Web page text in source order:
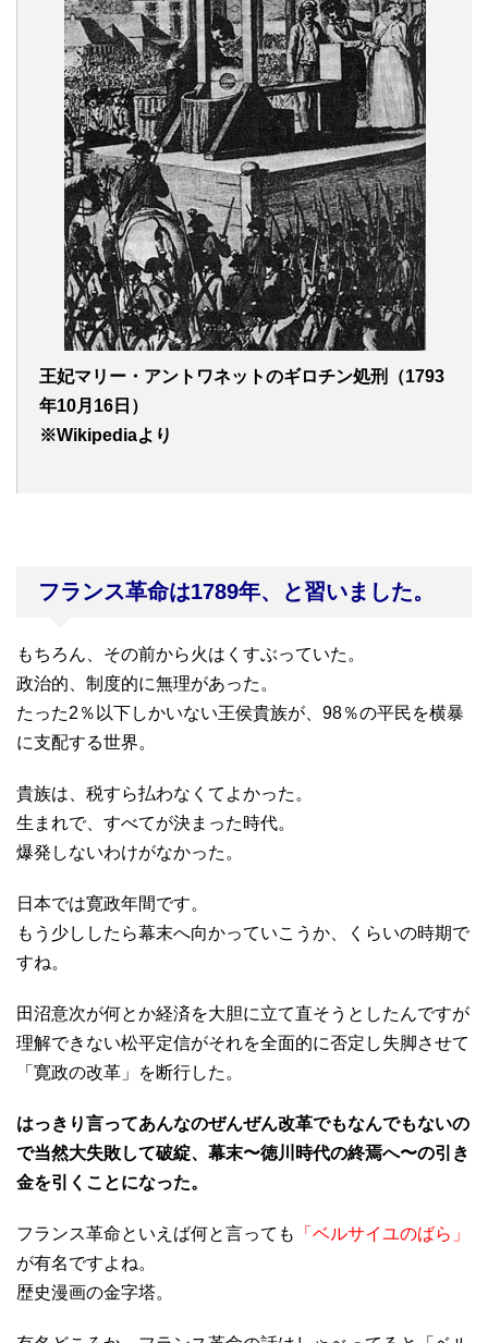
王妃マリー・アントワネットのギロチン処刑（1793
年10月16日）
※Wikipediaより
フランス革命は1789年、と習いました。
もちろん、その前から火はくすぶっていた。
政治的、制度的に無理があった。
たった2％以下しかいない王侯貴族が、98％の平民を横暴
に支配する世界。
貴族は、税すら払わなくてよかった。
生まれで、すべてが決まった時代。
爆発しないわけがなかった。
日本では寛政年間です。
もう少ししたら幕末へ向かっていこうか、くらいの時期で
すね。
田沼意次が何とか経済を大胆に立て直そうとしたんですが
理解できない松平定信がそれを全面的に否定し失脚させて
「寛政の改革」を断行した。
はっきり言ってあんなのぜんぜん改革でもなんでもないの
で当然大失敗して破綻、幕末〜徳川時代の終焉へ〜の引き
金を引くことになった。
フランス革命といえば何と言っても
「ベルサイユのばら」
が有名ですよね。
歴史漫画の金字塔。